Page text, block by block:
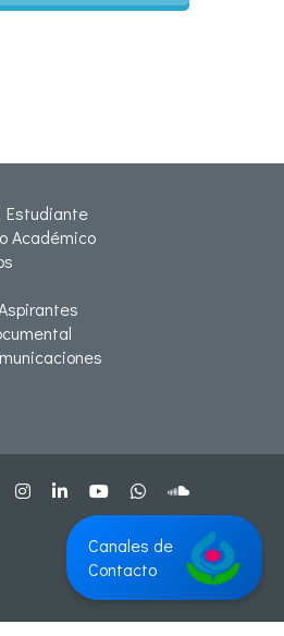
Estudiante
Académico
Canales de
Contacto